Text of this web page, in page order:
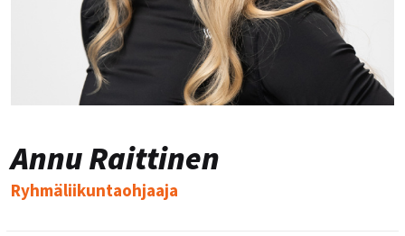
Annu Raittinen
Ryhmäliikuntaohjaaja